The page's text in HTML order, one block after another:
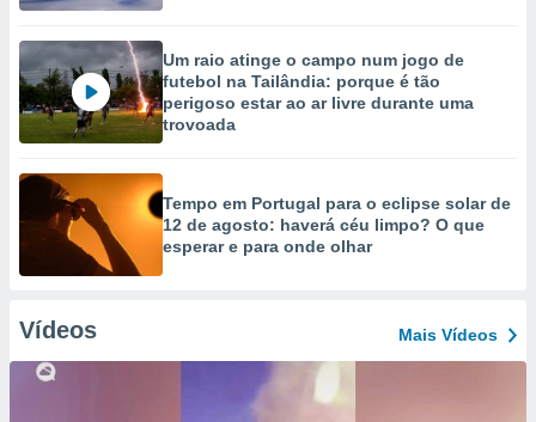
Um raio atinge o campo num jogo de
futebol na Tailândia: porque é tão
perigoso estar ao ar livre durante uma
trovoada
Tempo em Portugal para o eclipse solar de
12 de agosto: haverá céu limpo? O que
esperar e para onde olhar
Vídeos Mais Vídeos